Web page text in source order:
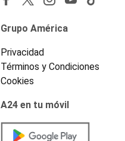
Grupo América
Privacidad
Términos y Condiciones
Cookies
A24 en tu móvil